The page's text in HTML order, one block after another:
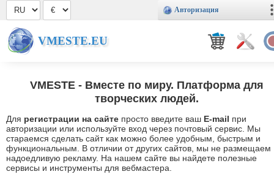
Авторизация
VMESTE.EU
VMESTE - Вместе по миру. Платформа для
творческих людей.
Для регистрации на сайте просто введите ваш E-mail при
авторизации или используйте вход через почтовый сервис. Мы
стараемся сделать сайт как можно более удобным, быстрым и
функциональным. В отличии от других сайтов, мы не размещаем
надоедливую рекламу. На нашем сайте вы найдете полезные
сервисы и инструменты для вебмастера.